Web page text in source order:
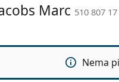
Marc 510 807
Nema